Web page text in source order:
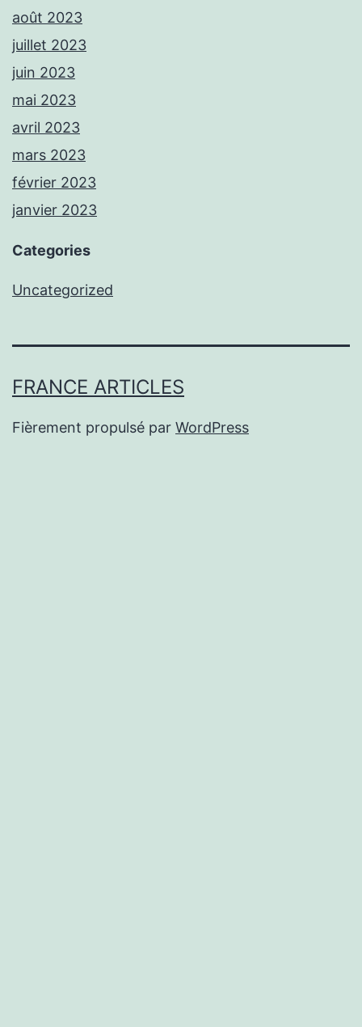
août 2023
juillet 2023
juin 2023
mai 2023
avril 2023
mars 2023
février 2023
janvier 2023
Categories
Uncategorized
FRANCE ARTICLES
Fièrement propulsé par WordPress